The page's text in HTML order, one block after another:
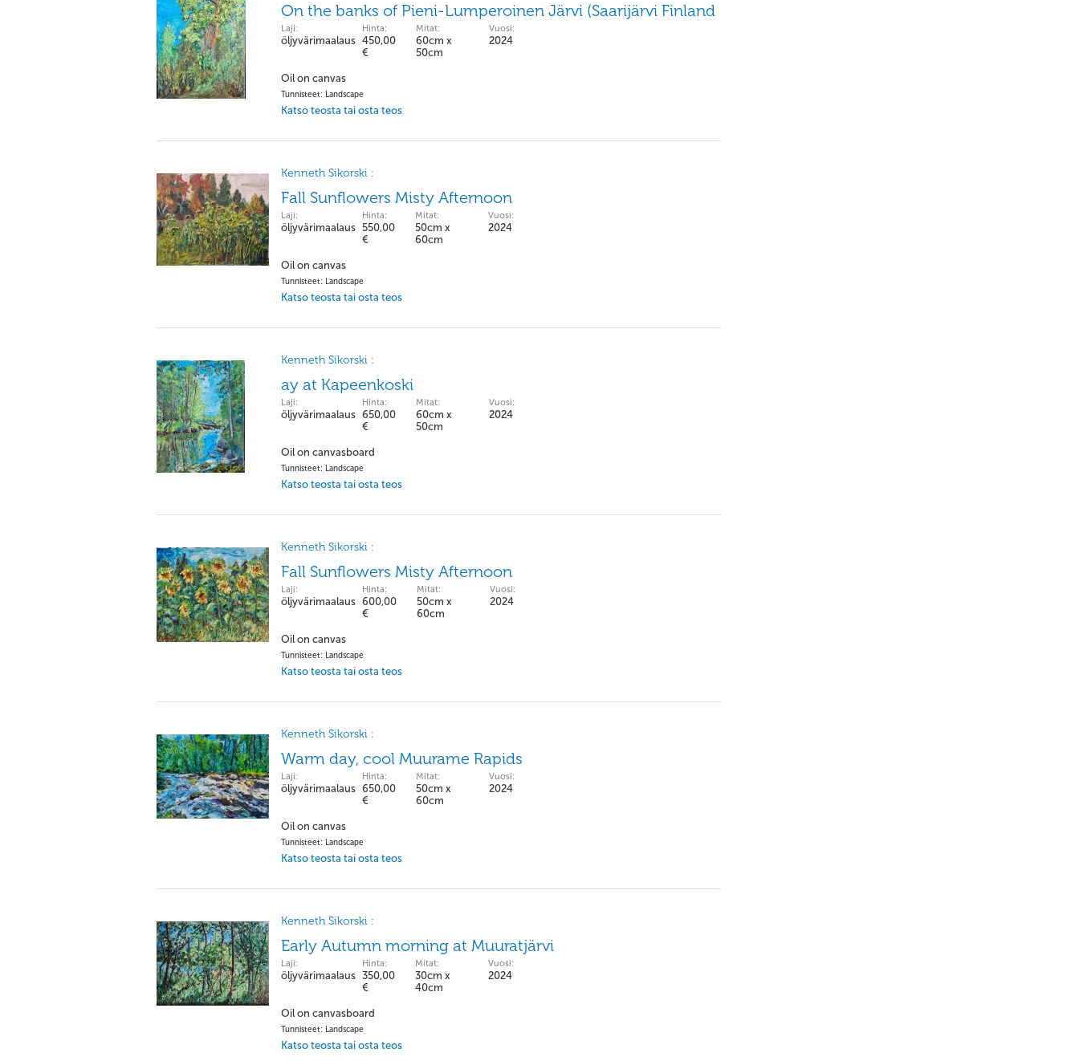
On the banks of Pieni-Lumperoinen Järvi (Saarijärvi Finland
Laji:
öljyvärimaalaus
Hinta:
450,00
€
Mitat:
60cm x
50cm
Vuosi:
2024
Oil on canvas
Tunnisteet: Landscape
Katso teosta tai osta teos
Kenneth Sikorski :
Fall Sunflowers Misty Afternoon
Laji:
öljyvärimaalaus
Hinta:
550,00
€
Mitat:
50cm x
60cm
Vuosi:
2024
Oil on canvas
Tunnisteet: Landscape
Katso teosta tai osta teos
Kenneth Sikorski :
ay at Kapeenkoski
Laji:
öljyvärimaalaus
Hinta:
650,00
€
Mitat:
60cm x
50cm
Vuosi:
2024
Oil on canvasboard
Tunnisteet: Landscape
Katso teosta tai osta teos
Kenneth Sikorski :
Fall Sunflowers Misty Afternoon
Laji:
öljyvärimaalaus
Hinta:
600,00
€
Mitat:
50cm x
60cm
Vuosi:
2024
Oil on canvas
Tunnisteet: Landscape
Katso teosta tai osta teos
Kenneth Sikorski :
Warm day, cool Muurame Rapids
Laji:
öljyvärimaalaus
Hinta:
650,00
€
Mitat:
50cm x
60cm
Vuosi:
2024
Oil on canvas
Tunnisteet: Landscape
Katso teosta tai osta teos
Kenneth Sikorski :
Early Autumn morning at Muuratjärvi
Laji:
öljyvärimaalaus
Hinta:
350,00
€
Mitat:
30cm x
40cm
Vuosi:
2024
Oil on canvasboard
Tunnisteet: Landscape
Katso teosta tai osta teos